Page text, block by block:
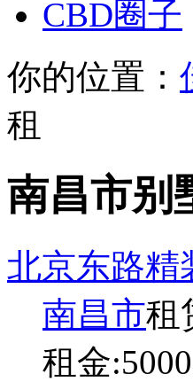
CBD圈子
你的位置：
租
南昌市别
北京东路精
南昌市租
租金